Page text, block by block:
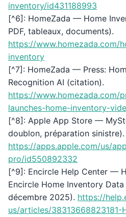
inventory/id431188993
[^6]: HomeZada — Home
PDF, tableaux, documents).
https://www.homezada.com/
inventory
[^7]: HomeZada — Press:
Recognition AI (citation).
https://www.homezada.com/
launches-home-inventory-
[^8]: Apple App Store —
doublon, préparation sinistre).
https://apps.apple.com/us/
pro/id550892332
[^9]: Encircle Help Center —
Encircle Home Inventory
décembre 2025). https://
us/articles/